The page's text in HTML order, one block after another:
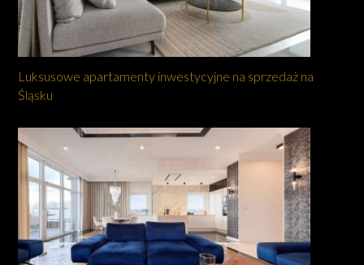
Luksusowe apartamenty inwestycyjne na sprzedaż na
Śląsku